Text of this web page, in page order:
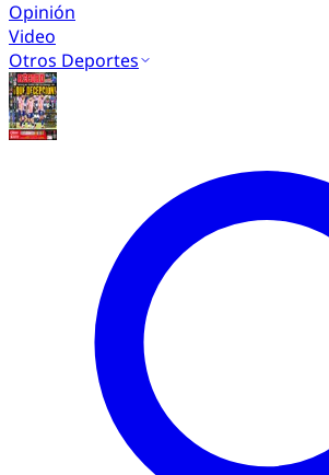
Opinión
Video
Otros Deportes